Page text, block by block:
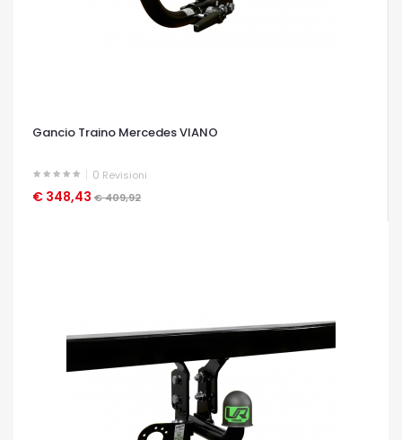
Gancio Traino Mercedes VIANO
0 Revisioni
€ 348,43 € 409,92
OCCHIATA VELOCE